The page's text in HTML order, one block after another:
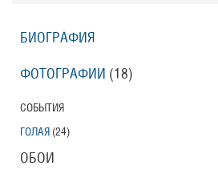
БИОГРАФИЯ
ФОТОГРАФИИ (18)
СОБЫТИЯ
ГОЛАЯ (24)
ОБОИ